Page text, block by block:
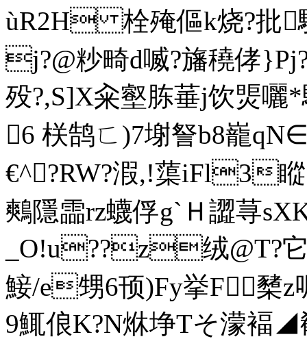
ùR2H 栓殗傴k烧?批
j?@粆畸d喴 ?旛穘侾
殁?,S]X籴壑胨菙j饮煚
6 栚鹄ㄈ)7塮詧b8巃qN∈
€^?RW?溊,!蕖iFl3
鷞隱霝rz蠛俘g`Ｈ譅荨
_O!u??z绒@T?它
鯜/e甥6顸)Fy挙F櫫z
9鮿俍K?N烌埩Tそ濛褔◢殽